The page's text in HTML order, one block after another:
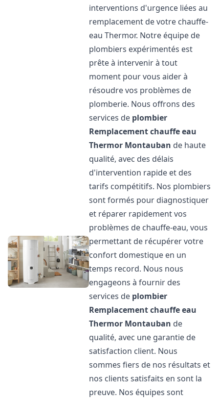
interventions d'urgence liées au
remplacement de votre chauffe-
eau Thermor. Notre équipe de
plombiers expérimentés est
prête à intervenir à tout
moment pour vous aider à
résoudre vos problèmes de
plomberie. Nous offrons des
services de plombier
Remplacement chauffe eau
Thermor Montauban de haute
qualité, avec des délais
d'intervention rapide et des
tarifs compétitifs. Nos plombiers
sont formés pour diagnostiquer
et réparer rapidement vos
problèmes de chauffe-eau, vous
permettant de récupérer votre
confort domestique en un
temps record. Nous nous
engageons à fournir des
services de plombier
Remplacement chauffe eau
Thermor Montauban de
qualité, avec une garantie de
satisfaction client. Nous
sommes fiers de nos résultats et
nos clients satisfaits en sont la
preuve. Nos équipes sont